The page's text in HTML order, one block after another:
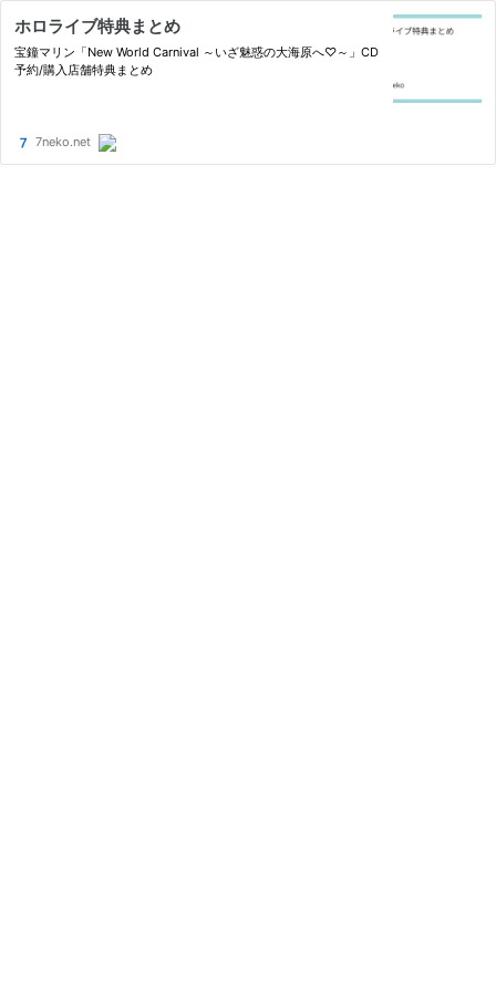
ホロライブ特典まとめ
宝鐘マリン「New World Carnival ～いざ魅惑の大海原へ♡～」CD
予約/購入店舗特典まとめ
7neko.net